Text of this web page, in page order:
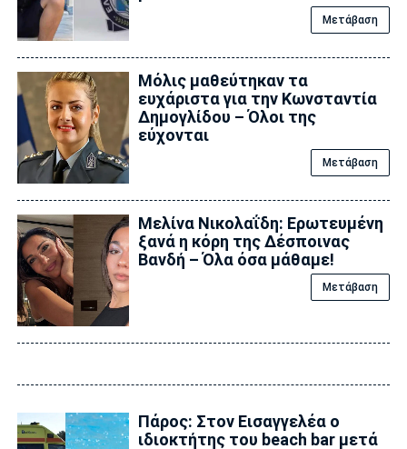
Μετάβαση
Μόλις μαθεύτηκαν τα
ευχάριστα για την Κωνσταντία
Δημογλίδου – Όλοι της
εύχονται
Μετάβαση
Μελίνα Νικολαΐδη: Ερωτευμένη
ξανά η κόρη της Δέσποινας
Βανδή – Όλα όσα μάθαμε!
Μετάβαση
Πάρος: Στον Εισαγγελέα ο
ιδιοκτήτης του beach bar μετά